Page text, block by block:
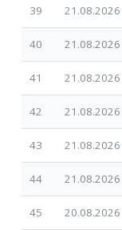
39 21.08.2026
40 21.08.2026
41 21.08.2026
42 21.08.2026
43 21.08.2026
44 21.08.2026
45 20.08.2026